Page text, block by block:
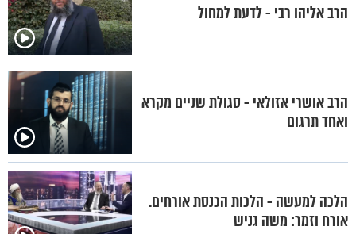
הרב אליהו רבי - לדעת למחול
הרב אושרי אזולאי - סגולת שניים מקרא
ואחד תרגום
הלכה למעשה - הלכות הכנסת אורחים.
אורח וזמר: משה גניש